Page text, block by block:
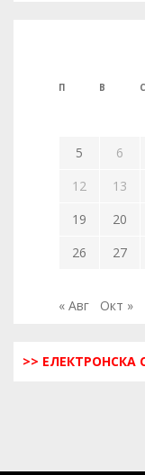
П В С
5
6
12
13
19
20
26
27
« Авг Окт »
>> ЕЛЕКТРОНСКА